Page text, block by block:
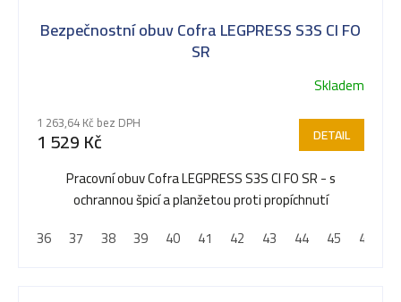
Bezpečnostní obuv Cofra LEGPRESS S3S CI FO
SR
Skladem
1 263,64 Kč bez DPH
1 529 Kč DETAIL
Pracovní obuv Cofra LEGPRESS S3S CI FO SR - s
ochrannou špicí a planžetou proti propíchnutí
36
37 38 39 40 41 42 43 44 45 46